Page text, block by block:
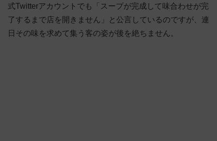
式Twitterアカウントでも「スープが完成して味合わせが完
了するまで店を開きません」と公言しているのですが、連
日その味を求めて集う客の姿が後を絶ちません。